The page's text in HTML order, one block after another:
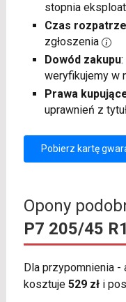
stopnia
Czas
zgłoszenia
Dowód zakupu
weryfikujemy w
Prawa
uprawnień z
Pobierz kartę
Opony
P7 205/45
Dla przypomnienia -
kosztuje 529 złi